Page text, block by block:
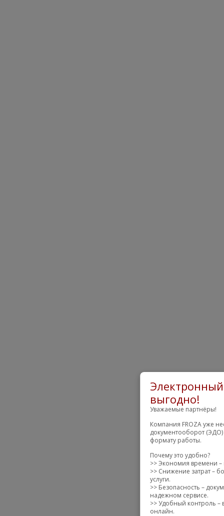
выгодно!
Уважаемые партнёры!
Компания FROZA уже
документооборот (ЭДО)
формату работы.
Почему это удобно?
>> Экономия времени –
>> Снижение затрат –
услуги.
>> Безопасность –
надежном сервисе.
>> Удобный контроль –
онлайн.